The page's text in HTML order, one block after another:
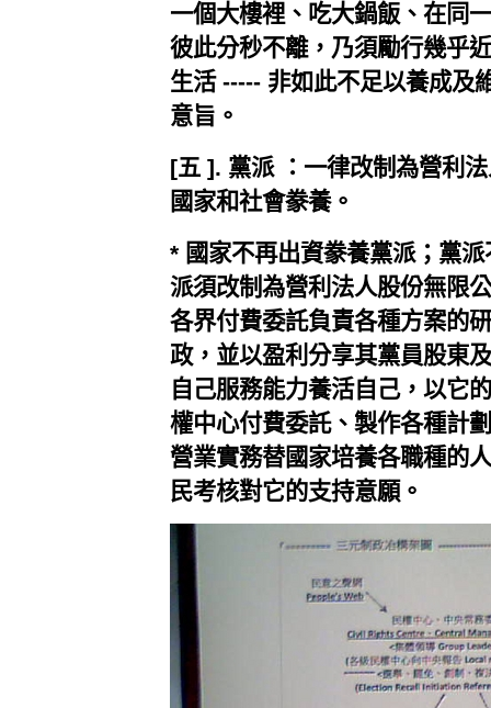
一個大樓裡、吃大鍋飯、在同
彼此分秒不離，乃須勵行幾乎
生活 ----- 非如此不足以養成及
意旨。
[五 ]. 黨派 ：一律改制為營利
國家和社會豢養。
* 國家不再出資豢養黨派；黨
派須改制為營利法人股份無限
各界付費委託負責各種方案的
政，並以盈利分享其黨員股東
自己服務能力養活自己，以它
權中心付費委託、製作各種計
營業實務替國家培養各職種的
民考核對它的支持意願。